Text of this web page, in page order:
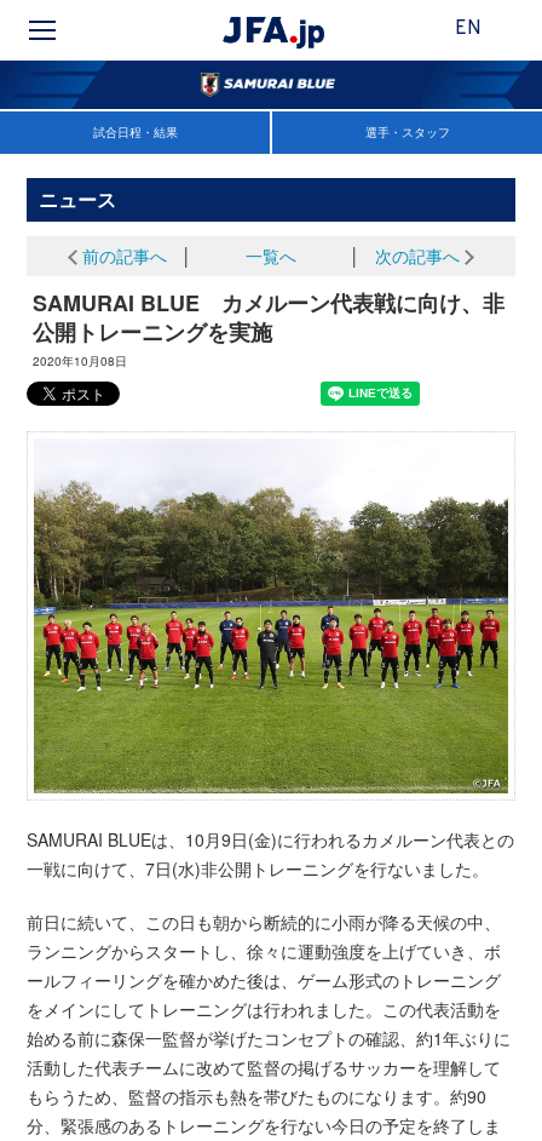
EN
試合日程・結果 選手・スタッフ
ニュース
前の記事へ 一覧へ 次の記事へ
SAMURAI BLUE カメルーン代表戦に向け、非
公開トレーニングを実施
2020年10月08日
SAMURAI BLUEは、10月9日(金)に行われるカメルーン代表との
一戦に向けて、7日(水)非公開トレーニングを行ないました。
前日に続いて、この日も朝から断続的に小雨が降る天候の中、
ランニングからスタートし、徐々に運動強度を上げていき、ボ
ールフィーリングを確かめた後は、ゲーム形式のトレーニング
をメインにしてトレーニングは行われました。この代表活動を
始める前に森保一監督が挙げたコンセプトの確認、約1年ぶりに
活動した代表チームに改めて監督の掲げるサッカーを理解して
もらうため、監督の指示も熱を帯びたものになります。約90
分、緊張感のあるトレーニングを行ない今日の予定を終了しま